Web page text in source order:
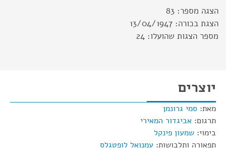
הצגה מספר: 83
הצגת בכורה: 13/04/1947
מספר הצגות שהועלו: 24
יוצרים
מאת: סמי גרונמן
תרגום: אביגדור המאירי
בימוי: שמעון פינקל
תפאורה ותלבושות: עמנואל לופטגלס